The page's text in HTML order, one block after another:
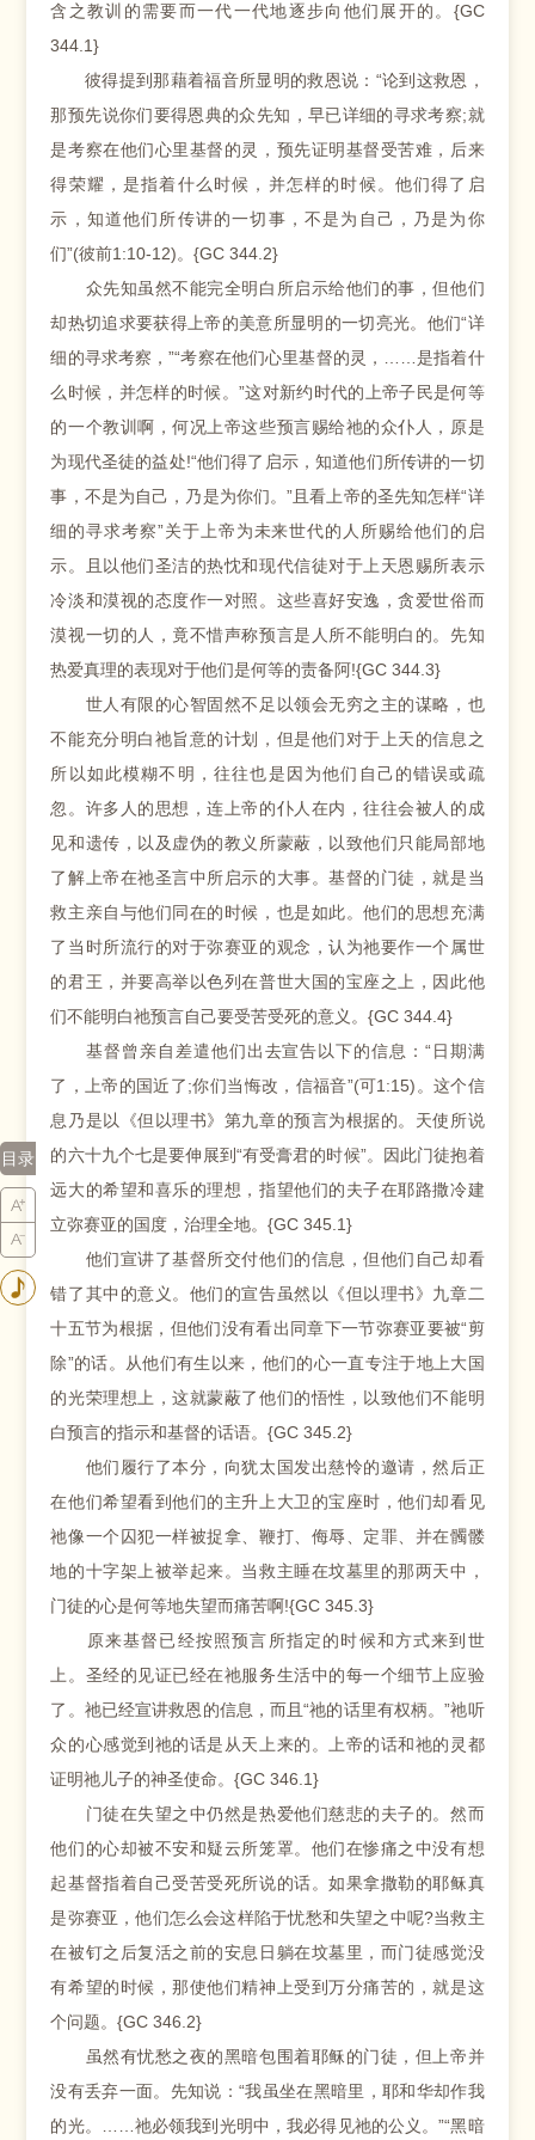
含之教训的需要而一代一代地逐步向他们展开的。{GC
344.1}
彼得提到那藉着福音所显明的救恩说：“论到这救恩，
那预先说你们要得恩典的众先知，早已详细的寻求考察;就
是考察在他们心里基督的灵，预先证明基督受苦难，后来
得荣耀，是指着什么时候，并怎样的时候。他们得了启
示，知道他们所传讲的一切事，不是为自己，乃是为你
们”(彼前1:10-12)。{GC 344.2}
众先知虽然不能完全明白所启示给他们的事，但他们
却热切追求要获得上帝的美意所显明的一切亮光。他们“详
细的寻求考察，”“考察在他们心里基督的灵，……是指着什
么时候，并怎样的时候。”这对新约时代的上帝子民是何等
的一个教训啊，何况上帝这些预言赐给祂的众仆人，原是
为现代圣徒的益处!“他们得了启示，知道他们所传讲的一切
事，不是为自己，乃是为你们。”且看上帝的圣先知怎样“详
细的寻求考察”关于上帝为未来世代的人所赐给他们的启
示。且以他们圣洁的热忱和现代信徒对于上天恩赐所表示
冷淡和漠视的态度作一对照。这些喜好安逸，贪爱世俗而
漠视一切的人，竟不惜声称预言是人所不能明白的。先知
热爱真理的表现对于他们是何等的责备阿!{GC 344.3}
世人有限的心智固然不足以领会无穷之主的谋略，也
不能充分明白祂旨意的计划，但是他们对于上天的信息之
所以如此模糊不明，往往也是因为他们自己的错误或疏
忽。许多人的思想，连上帝的仆人在内，往往会被人的成
见和遗传，以及虚伪的教义所蒙蔽，以致他们只能局部地
了解上帝在祂圣言中所启示的大事。基督的门徒，就是当
救主亲自与他们同在的时候，也是如此。他们的思想充满
了当时所流行的对于弥赛亚的观念，认为祂要作一个属世
的君王，并要高举以色列在普世大国的宝座之上，因此他
们不能明白祂预言自己要受苦受死的意义。{GC 344.4}
基督曾亲自差遣他们出去宣告以下的信息：“日期满
了，上帝的国近了;你们当悔改，信福音”(可1:15)。这个信
息乃是以《但以理书》第九章的预言为根据的。天使所说
的六十九个七是要伸展到“有受膏君的时候”。因此门徒抱着
远大的希望和喜乐的理想，指望他们的夫子在耶路撒冷建
立弥赛亚的国度，治理全地。{GC 345.1}
他们宣讲了基督所交付他们的信息，但他们自己却看
错了其中的意义。他们的宣告虽然以《但以理书》九章二
十五节为根据，但他们没有看出同章下一节弥赛亚要被“剪
除”的话。从他们有生以来，他们的心一直专注于地上大国
的光荣理想上，这就蒙蔽了他们的悟性，以致他们不能明
白预言的指示和基督的话语。{GC 345.2}
他们履行了本分，向犹太国发出慈怜的邀请，然后正
在他们希望看到他们的主升上大卫的宝座时，他们却看见
祂像一个囚犯一样被捉拿、鞭打、侮辱、定罪、并在髑髅
地的十字架上被举起来。当救主睡在坟墓里的那两天中，
门徒的心是何等地失望而痛苦啊!{GC 345.3}
原来基督已经按照预言所指定的时候和方式来到世
上。圣经的见证已经在祂服务生活中的每一个细节上应验
了。祂已经宣讲救恩的信息，而且“祂的话里有权柄。”祂听
众的心感觉到祂的话是从天上来的。上帝的话和祂的灵都
证明祂儿子的神圣使命。{GC 346.1}
门徒在失望之中仍然是热爱他们慈悲的夫子的。然而
他们的心却被不安和疑云所笼罩。他们在惨痛之中没有想
起基督指着自己受苦受死所说的话。如果拿撒勒的耶稣真
是弥赛亚，他们怎么会这样陷于忧愁和失望之中呢?当救主
在被钉之后复活之前的安息日躺在坟墓里，而门徒感觉没
有希望的时候，那使他们精神上受到万分痛苦的，就是这
个问题。{GC 346.2}
虽然有忧愁之夜的黑暗包围着耶稣的门徒，但上帝并
没有丢弃一面。先知说：“我虽坐在黑暗里，耶和华却作我
的光。……祂必领我到光明中，我必得见祂的公义。”“黑暗
目录